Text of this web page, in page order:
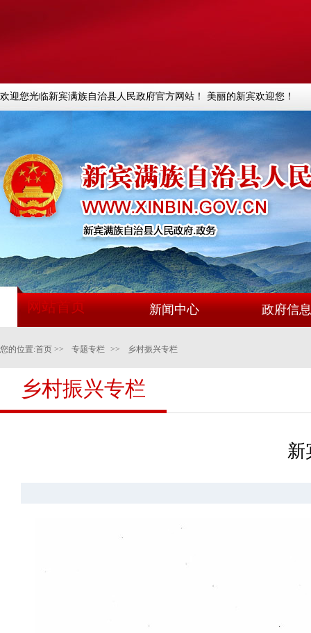
欢迎您光临新宾满族自治县人民政府官方网站！ 美丽的新宾欢迎您！
网站首页 新闻中心 政府信
您的位置:首页 >> 专题专栏 >> 乡村振兴专栏
乡村振兴专栏
新